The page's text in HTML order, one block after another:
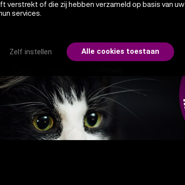
verstrekt of die zij hebben verzameld op basis van uw
services.
Zelf instellen Alle cookies toestaan